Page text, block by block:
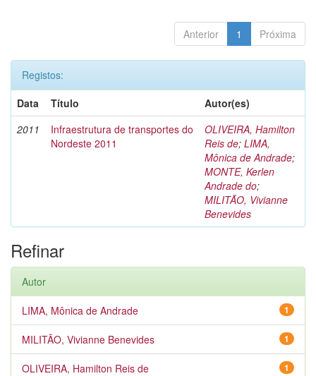
Anterior 1 Próxima
Registos:
Data
Título
Autor(es)
2011
Infraestrutura de transportes do
Nordeste 2011
OLIVEIRA, Hamilton
Reis de; LIMA,
Mônica de Andrade;
MONTE, Kerlen
Andrade do;
MILITÃO, Vivianne
Benevides
Refinar
Autor
1
LIMA, Mônica de Andrade
1
MILITÃO, Vivianne Benevides
1
OLIVEIRA, Hamilton Reis de